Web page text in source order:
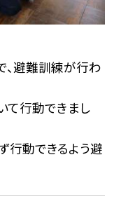
、避難訓練が行わ
て行動できまし
行動できるよう避